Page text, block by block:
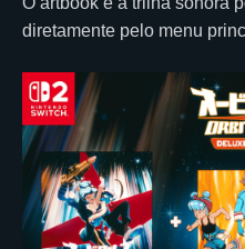
diretamente pelo menu